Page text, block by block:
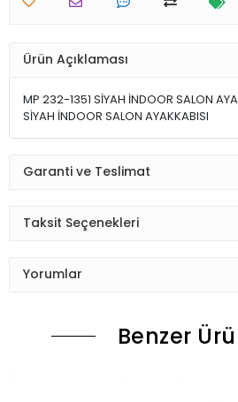
Ürün Açıklaması
MP 232-1351 SİYAH İNDOOR SALON
SİYAH İNDOOR SALON AYAKKABISI
Garanti ve Teslimat
Taksit Seçenekleri
Yorumlar
Benzer